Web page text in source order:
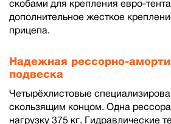
скобами для крепления евро-
дополнительное жесткое
прицепа.
Надежная рессорно-
подвеска
Четырёхлистовые
скользящим концом. Одна
нагрузку 375 кг. Гидравлические